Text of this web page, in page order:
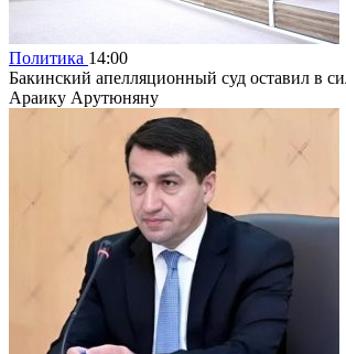
Политика 14:00
Бакинский апелляционный суд оставил в
Араику Арутюняну